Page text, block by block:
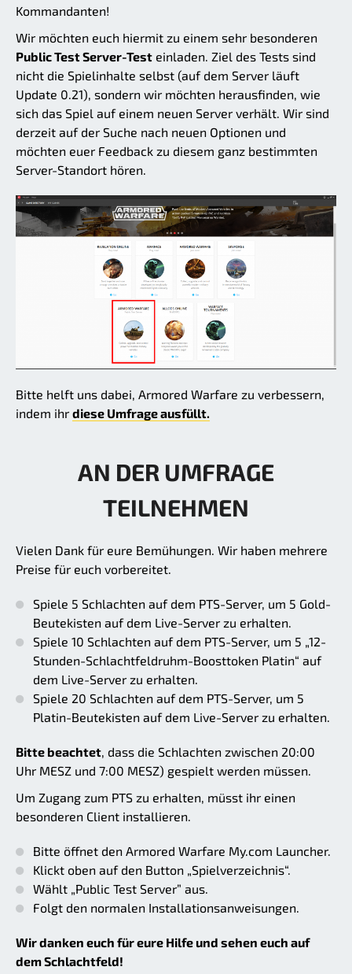
Kommandanten!
Wir möchten euch hiermit zu einem sehr besonderen
Public Test Server-Test einladen. Ziel des Tests sind
nicht die Spielinhalte selbst (auf dem Server läuft
Update 0.21), sondern wir möchten herausfinden, wie
sich das Spiel auf einem neuen Server verhält. Wir sind
derzeit auf der Suche nach neuen Optionen und
möchten euer Feedback zu diesem ganz bestimmten
Server-Standort hören.
Bitte helft uns dabei, Armored Warfare zu verbessern,
indem ihr diese Umfrage ausfüllt.
AN DER UMFRAGE
TEILNEHMEN
Vielen Dank für eure Bemühungen. Wir haben mehrere
Preise für euch vorbereitet.
Spiele 5 Schlachten auf dem PTS-Server, um 5 Gold-
Beutekisten auf dem Live-Server zu erhalten.
Spiele 10 Schlachten auf dem PTS-Server, um 5 „12-
Stunden-Schlachtfeldruhm-Boosttoken Platin“ auf
dem Live-Server zu erhalten.
Spiele 20 Schlachten auf dem PTS-Server, um 5
Platin-Beutekisten auf dem Live-Server zu erhalten.
Bitte beachtet, dass die Schlachten zwischen 20:00
Uhr MESZ und 7:00 MESZ) gespielt werden müssen.
Um Zugang zum PTS zu erhalten, müsst ihr einen
besonderen Client installieren.
Bitte öffnet den Armored Warfare My.com Launcher.
Klickt oben auf den Button „Spielverzeichnis“.
Wählt „Public Test Server” aus.
Folgt den normalen Installationsanweisungen.
Wir danken euch für eure Hilfe und sehen euch auf
dem Schlachtfeld!